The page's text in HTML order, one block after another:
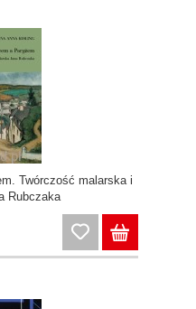
Twórczość malarska i
Rubczaka